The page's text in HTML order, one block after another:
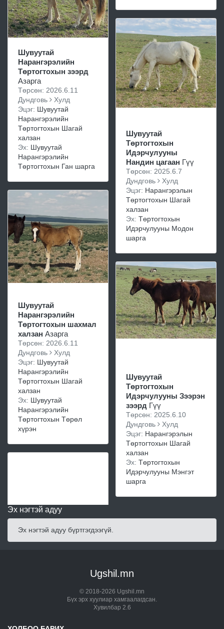
Шувуутай
Нарангэрэлийн
Төртогтохын зээрд
Азарга
Төрсөн: 2026.6.11
Дундговь
Хулд
Эцэг: Шувуутай
Нарангэрэлийн
Төртогтохын Шагай
халзан
Эх: Шувуутай
Нарангэрэлийн
Төртогтохын Ган шарга
Шувуутай
Нарангэрэлийн
Төртогтохын шахмал
халзан Азарга
Төрсөн: 2026.6.11
Дундговь
Хулд
Эцэг: Шувуутай
Нарангэрэлийн
Төртогтохын Шагай
халзан
Эх: Шувуутай
Нарангэрэлийн
Төртогтохын Төрөл
хүрэн
Шувуутай
Төртогтохын
Идэрчулууны
Нандин цагаан Гүү
Төрсөн: 2025.6.7
Дундговь
Хулд
Эцэг: Нарангэрэлын
Төртогтохын Шагай
халзан
Эх: Төртогтохын
Идэрчулууны Модон
шарга
Шувуутай
Төртогтохын
Идэрчулууны Зээрэн
зээрд Гүү
Төрсөн: 2025.6.10
Дундговь
Хулд
Эцэг: Нарангэрэлын
Төртогтохын Шагай
халзан
Эх: Төртогтохын
Идэрчулууны Мэнгэт
шарга
Эх нэгтэй адуу
Эх нэгтэй адуу бүртгэгдээгүй.
Ugshil.mn
© 2018-2026 Ugshil.mn
Бүх эрх хуулиар хамгаалагдсан.
Хувилбар 2.6